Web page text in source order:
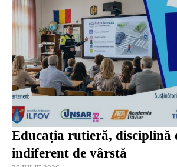
Educația rutieră, disciplină
indiferent de vârstă